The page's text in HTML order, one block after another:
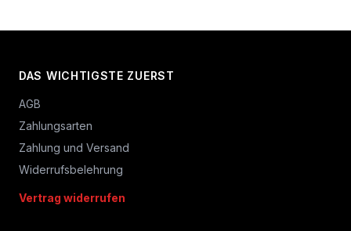
DAS WICHTIGSTE ZUERST
AGB
Zahlungsarten
Zahlung und Versand
Widerrufsbelehrung
Vertrag widerrufen